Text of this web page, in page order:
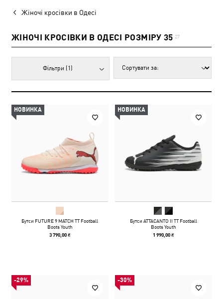
Жіночі кросівки в Одесі
ЖІНОЧІ КРОСІВКИ В ОДЕСІ РОЗМІРУ 35 27
Фільтри (1)
НОВИНКА
Бутси FUTURE 9 MATCH TT Football
Boots Youth
3 790,00 ₴
НОВИНКА
Бутси ATTACANTO II TT Football
Boots Youth
1 990,00 ₴
-29% -30%